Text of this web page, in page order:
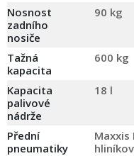
Nosnost
zadního
nosiče
90 kg
Tažná
kapacita
600 kg
Kapacita
palivové
nádrže
18 l
Přední
pneumatiky
Maxxis